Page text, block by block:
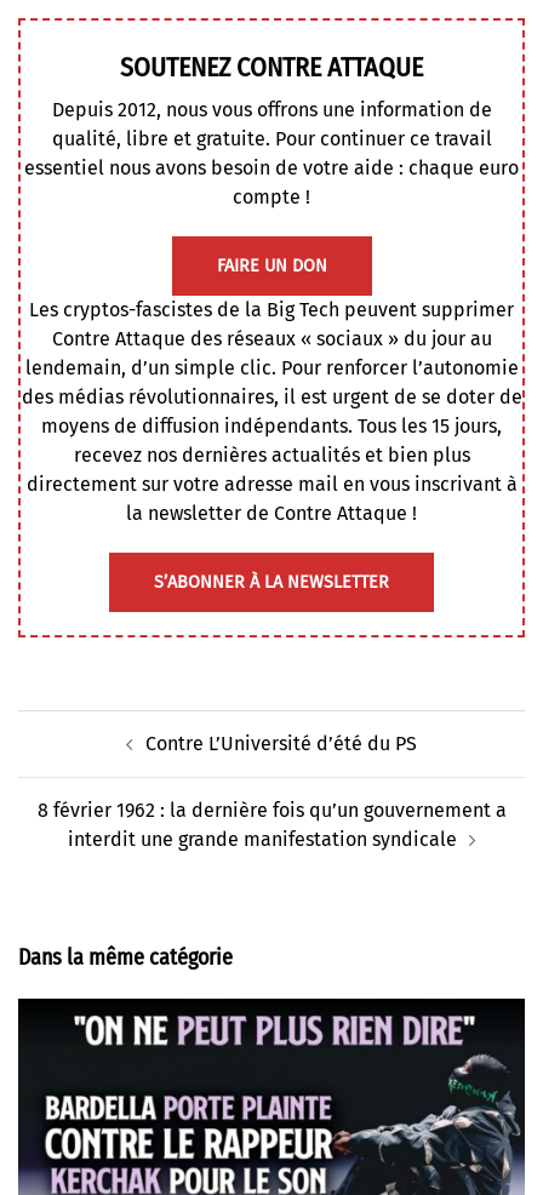
SOUTENEZ CONTRE ATTAQUE
Depuis 2012, nous vous offrons une information de
qualité, libre et gratuite. Pour continuer ce travail
essentiel nous avons besoin de votre aide : chaque euro
compte !
FAIRE UN DON
Les cryptos-fascistes de la Big Tech peuvent supprimer
Contre Attaque des réseaux « sociaux » du jour au
lendemain, d’un simple clic. Pour renforcer l’autonomie
des médias révolutionnaires, il est urgent de se doter de
moyens de diffusion indépendants. Tous les 15 jours,
recevez nos dernières actualités et bien plus
directement sur votre adresse mail en vous inscrivant à
la newsletter de Contre Attaque !
S’ABONNER À LA NEWSLETTER
Contre L’Université d’été du PS
8 février 1962 : la dernière fois qu’un gouvernement a
interdit une grande manifestation syndicale
Dans la même catégorie